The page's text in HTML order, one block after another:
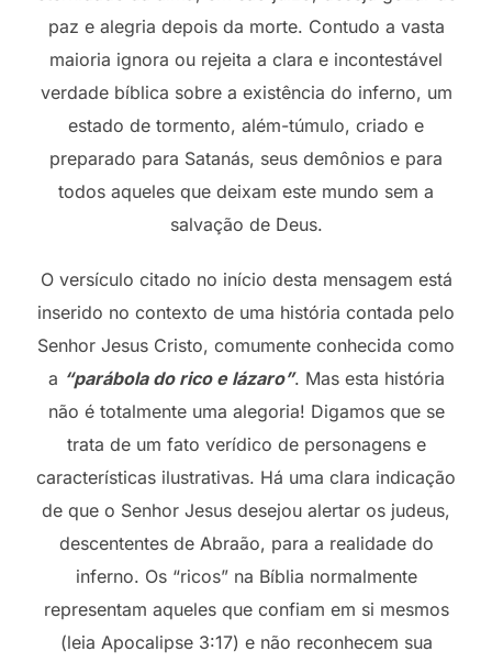
paz e alegria depois da morte. Contudo a vasta
maioria ignora ou rejeita a clara e incontestável
verdade bíblica sobre a existência do inferno, um
estado de tormento, além-túmulo, criado e
preparado para Satanás, seus demônios e para
todos aqueles que deixam este mundo sem a
salvação de Deus.
O versículo citado no início desta mensagem está
inserido no contexto de uma história contada pelo
Senhor Jesus Cristo, comumente conhecida como
a “parábola do rico e lázaro”. Mas esta história
não é totalmente uma alegoria! Digamos que se
trata de um fato verídico de personagens e
características ilustrativas. Há uma clara indicação
de que o Senhor Jesus desejou alertar os judeus,
descententes de Abraão, para a realidade do
inferno. Os “ricos” na Bíblia normalmente
representam aqueles que confiam em si mesmos
(leia Apocalipse 3:17) e não reconhecem sua